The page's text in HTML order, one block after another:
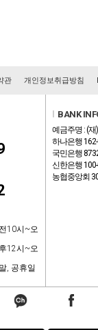
관 개인정보취급방침
10시~오
12시~오
, 공휴일
l BANK
예금주명 : (
하나은행
국민은행
신한은행
농협중앙회